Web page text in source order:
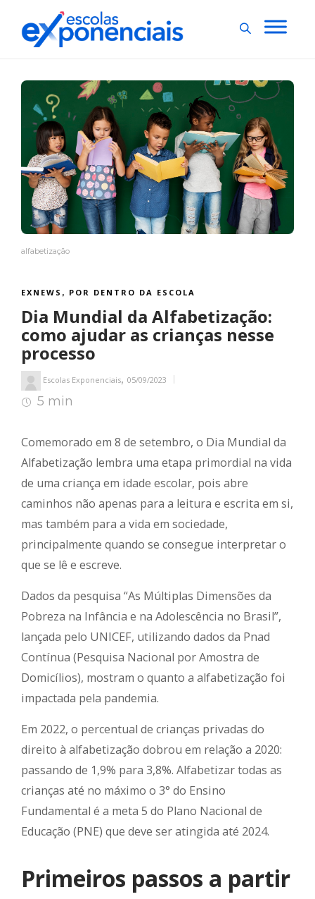
alfabetização
EXNEWS , POR DENTRO DA ESCOLA
Dia Mundial da Alfabetização:
como ajudar as crianças nesse
processo
Escolas Exponenciais, 05/09/2023
5 min
Comemorado em 8 de setembro, o Dia Mundial da
Alfabetização lembra uma etapa primordial na vida
de uma criança em idade escolar, pois abre
caminhos não apenas para a leitura e escrita em si,
mas também para a vida em sociedade,
principalmente quando se consegue interpretar o
que se lê e escreve.
Dados da pesquisa “As Múltiplas Dimensões da
Pobreza na Infância e na Adolescência no Brasil”,
lançada pelo UNICEF, utilizando dados da Pnad
Contínua (Pesquisa Nacional por Amostra de
Domicílios), mostram o quanto a alfabetização foi
impactada pela pandemia.
Em 2022, o percentual de crianças privadas do
direito à alfabetização dobrou em relação a 2020:
passando de 1,9% para 3,8%. Alfabetizar todas as
crianças até no máximo o 3° do Ensino
Fundamental é a meta 5 do Plano Nacional de
Educação (PNE) que deve ser atingida até 2024.
Primeiros passos a partir